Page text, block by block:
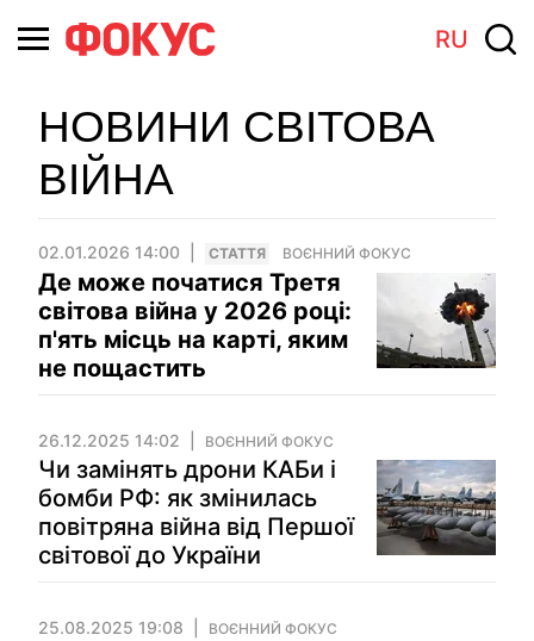
RU
НОВИНИ СВІТОВА
ВІЙНА
02.01.2026 14:00 СТАТТЯ ВОЄННИЙ ФОКУС
Де може початися Третя
світова війна у 2026 році:
п'ять місць на карті, яким
не пощастить
26.12.2025 14:02 ВОЄННИЙ ФОКУС
Чи замінять дрони КАБи і
бомби РФ: як змінилась
повітряна війна від Першої
світової до України
25.08.2025 19:08 ВОЄННИЙ ФОКУС